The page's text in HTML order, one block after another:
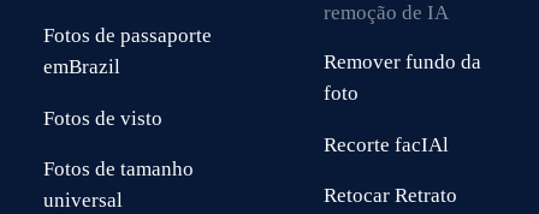
Fotos de passaporte
emBrazil
Fotos de visto
Fotos de tamanho
universal
remoção de IA
Remover fundo da
foto
Recorte facIAl
Retocar Retrato